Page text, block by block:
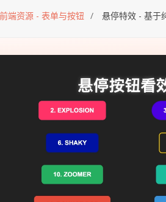
前端资源 - 表单与按钮 悬停特效 - 基于